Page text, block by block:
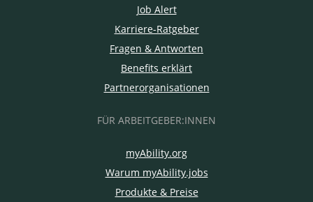
Job Alert
Karriere-Ratgeber
Fragen & Antworten
Benefits erklärt
Partnerorganisationen
FÜR ARBEITGEBER:INNEN
myAbility.org
Warum myAbility.jobs
Produkte & Preise